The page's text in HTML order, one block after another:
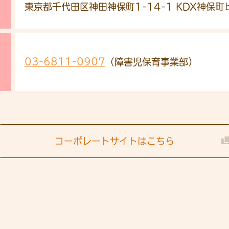
東京都千代田区神田神保町1-14-1 KDX神保町
03-6811-0907 （障害児保育事業部）
コーポレートサイトはこちら